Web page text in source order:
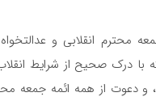
محترم انقلابی و
با درک صحیح از شرایط
و دعوت از همه ائمه